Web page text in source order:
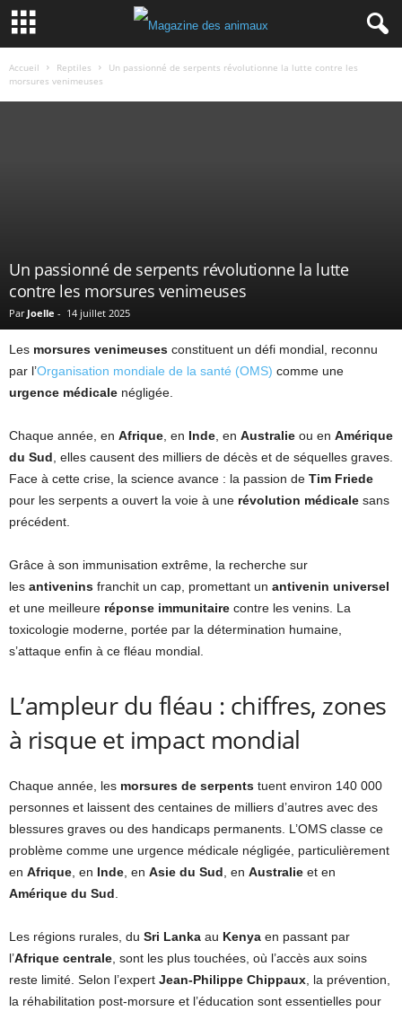
Accueil Reptiles
Un passionné de serpents révolutionne la lutte contre les
morsures venimeuses
Un passionné de serpents révolutionne la lutte
contre les morsures venimeuses
Par Joelle - 14 juillet 2025
Les morsures venimeuses constituent un défi mondial, reconnu
par l’Organisation mondiale de la santé (OMS) comme une
urgence médicale négligée.
Chaque année, en Afrique, en Inde, en Australie ou en Amérique
du Sud, elles causent des milliers de décès et de séquelles graves.
Face à cette crise, la science avance : la passion de Tim Friede
pour les serpents a ouvert la voie à une révolution médicale sans
précédent.
Grâce à son immunisation extrême, la recherche sur
les antivenins franchit un cap, promettant un antivenin universel
et une meilleure réponse immunitaire contre les venins. La
toxicologie moderne, portée par la détermination humaine,
s’attaque enfin à ce fléau mondial.
L’ampleur du fléau : chiffres, zones
à risque et impact mondial
Chaque année, les morsures de serpents tuent environ 140 000
personnes et laissent des centaines de milliers d’autres avec des
blessures graves ou des handicaps permanents. L’OMS classe ce
problème comme une urgence médicale négligée, particulièrement
en Afrique, en Inde, en Asie du Sud, en Australie et en
Amérique du Sud.
Les régions rurales, du Sri Lanka au Kenya en passant par
l’Afrique centrale, sont les plus touchées, où l’accès aux soins
reste limité. Selon l’expert Jean-Philippe Chippaux, la prévention,
la réhabilitation post-morsure et l’éducation sont essentielles pour